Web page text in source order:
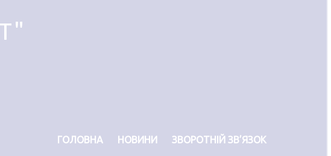
ГОЛОВНА НОВИНИ ЗВОРОТНІЙ ЗВ’ЯЗОК